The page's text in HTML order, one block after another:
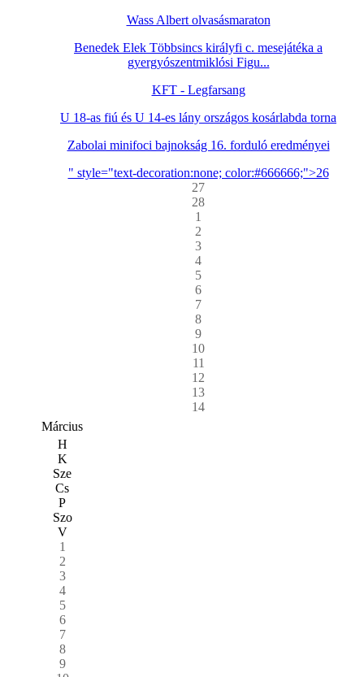
Wass Albert olvasásmaraton
Benedek Elek Többsincs királyfi c. mesejátéka a
gyergyószentmiklósi Figu...
KFT - Legfarsang
U 18-as fiú és U 14-es lány országos kosárlabda torna
Zabolai minifoci bajnokság 16. forduló eredményei
" style="text-decoration:none; color:#666666;">26
27
28
1
2
3
4
5
6
7
8
9
10
11
12
13
14
Március
H
K
Sze
Cs
P
Szo
V
1
2
3
4
5
6
7
8
9